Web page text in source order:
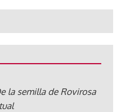
la semilla de Rovirosa